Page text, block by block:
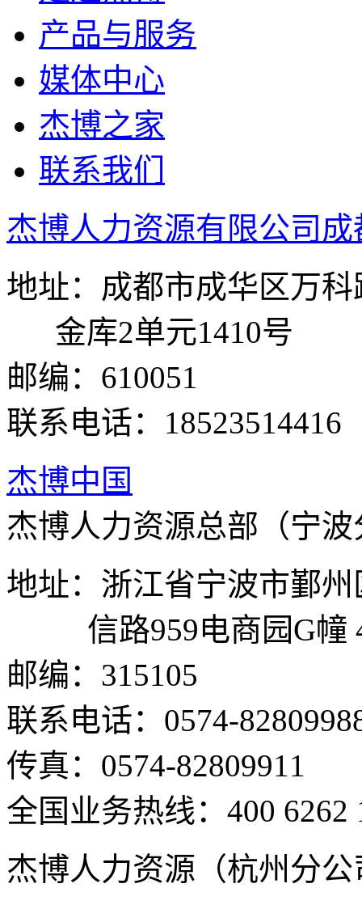
产品与服务
媒体中心
杰博之家
联系我们
杰博人力资源有限公司
地址：成都市成华区万
金库2单元1410号
邮编：610051
联系电话：18523514416
杰博中国
杰博人力资源总部（宁
地址：浙江省宁波市鄞
信路959电商园G幢
邮编：315105
联系电话：0574-
传真：0574-82809911
全国业务热线：400 6262
杰博人力资源（杭州分公